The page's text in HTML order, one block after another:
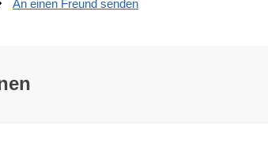
An einen Freund senden